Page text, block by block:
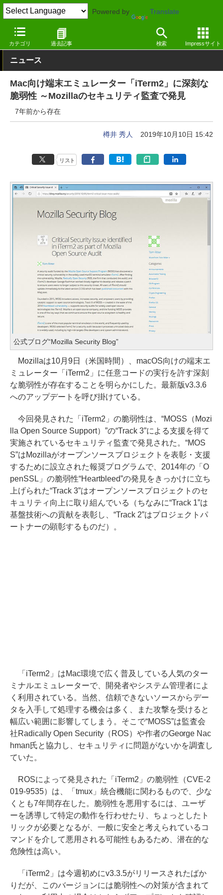
Powered by Translate
カテゴリ 過去記事 検索 Impressサイト
窓の杜 セキュリティ
ニュース
Mac向け端末エミュレーター「iTerm2」に深刻な
脆弱性 ～Mozillaのセキュリティ監査で発見
7年前から存在
樽井 秀人 2019年10月10日 15:42
リスト
公式ブログ“Mozilla Security Blog”
Mozillaは10月9日（米国時間）、macOS向けの端末エ
ミュレーター「iTerm2」に任意コードの実行を許す深刻
な脆弱性が存在することを明らかにした。最新版v3.3.6
へのアップデートを呼び掛けている。
今回発見された「iTerm2」の脆弱性は、“MOSS（Mozi
lla Open Source Support）”の“Track 3”による支援を得て
実施されているセキュリティ監査で発見された。“MOS
S”はMozillaがオープンソースプロジェクトを表彰・支援
するために設立された報奨プログラムで、2014年の「O
penSSL」の脆弱性“Heartbleed”の発見をきっかけに立ち
上げられた“Track 3”はオープンソースプロジェクトのセ
キュリティ向上に取り組んでいる（ちなみに“Track 1”は
基盤技術への貢献を表彰し、“Track 2”はプロジェクトパ
ートナーの顕彰するものだ）。
「iTerm2」はMac環境で広く普及している人気のター
ミナルエミュレーターで、開発者やシステム管理者によ
く利用されている。当然、信頼できないソースからデー
タを入手して処理する機会は多く、また攻撃を受けると
幅広い範囲に影響してしまう。そこで“MOSS”は監査会
社Radically Open Security（ROS）や作者のGeorge Nac
hman氏と協力し、セキュリティに問題がないかを調査し
ていた。
ROSによって発見された「iTerm2」の脆弱性（CVE-2
019-9535）は、「tmux」統合機能に関わるもので、少な
くとも7年間存在した。脆弱性を悪用するには、ユーザ
ーを誘導して特定の動作を行わせたり、ちょっとしたト
リックが必要となるが、一般に安全と考えられているコ
マンドを介して悪用される可能性もあるため、潜在的な
危険性は高い。
「iTerm2」は今週初めにv3.3.5がリリースされたばか
りだが、このバージョンには脆弱性への対策が含まれて